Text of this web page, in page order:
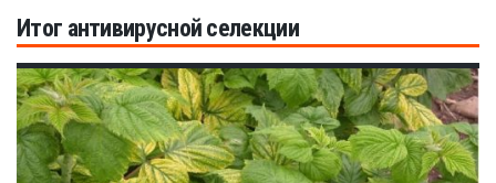
Итог антивирусной селекции